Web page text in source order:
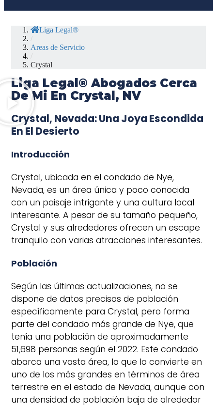
Liga Legal®
/
Areas de Servicio
/
Crystal
Liga Legal® Abogados Cerca
De Mi En Crystal, NV
Crystal, Nevada: Una Joya Escondida
En El Desierto
Introducción
Crystal, ubicada en el condado de Nye,
Nevada, es un área única y poco conocida
con un paisaje intrigante y una cultura local
interesante. A pesar de su tamaño pequeño,
Crystal y sus alrededores ofrecen un escape
tranquilo con varias atracciones interesantes.
Población
Según las últimas actualizaciones, no se
dispone de datos precisos de población
específicamente para Crystal, pero forma
parte del condado más grande de Nye, que
tenía una población de aproximadamente
51,698 personas según el 2022. Este condado
abarca una vasta área, lo que lo convierte en
uno de los más grandes en términos de área
terrestre en el estado de Nevada, aunque con
una densidad de población baja de alrededor